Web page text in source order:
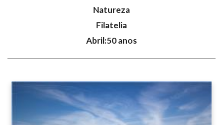
Natureza
Filatelia
Abril:50 anos